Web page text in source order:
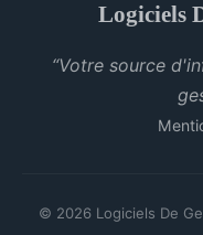
Logiciels
“Votre source
© 2026 Logiciels De